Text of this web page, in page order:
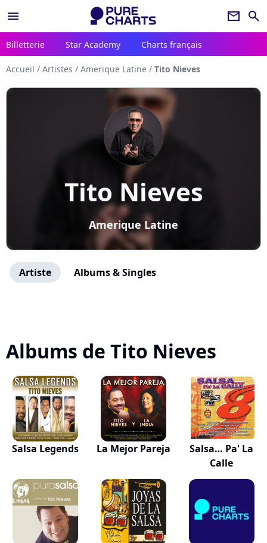
menu newsletter search
Billetterie Star Academy Charts français
Accueil / Artistes / Amerique Latine / Tito Nieves
Tito Nieves
Amerique Latine
Artiste Albums & Singles
Albums de Tito Nieves
Salsa Legends La Mejor Pareja
Salsa… Pa' La
Calle